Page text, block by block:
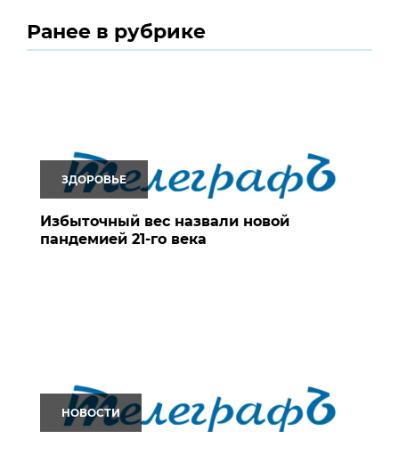
Ранее в рубрике
ЗДОРОВЬЕ
Избыточный вес назвали новой
пандемией 21-го века
НОВОСТИ